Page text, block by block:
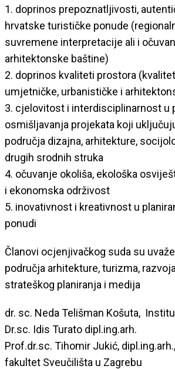
1. doprinos prepoznatljivosti,
hrvatske turističke ponude
suvremene interpretacije ali i
arhitektonske baštine)
2. doprinos kvaliteti prostora
umjetničke, urbanističke i
3. cjelovitost i interdisciplinarnost u
osmišljavanja projekata koji
područja dizajna, arhitekture,
drugih srodnih struka
4. očuvanje okoliša, ekološka
i ekonomska održivost
5. inovativnost i kreativnost u
ponudi
Članovi ocjenjivačkog suda su
područja arhitekture, turizma,
strateškog planiranja i medija
dr. sc. Neda Telišman Košuta,
Dr.sc. Idis Turato dipl.ing.arh.
Prof.dr.sc. Tihomir Jukić,
fakultet Sveučilišta u Zagrebu